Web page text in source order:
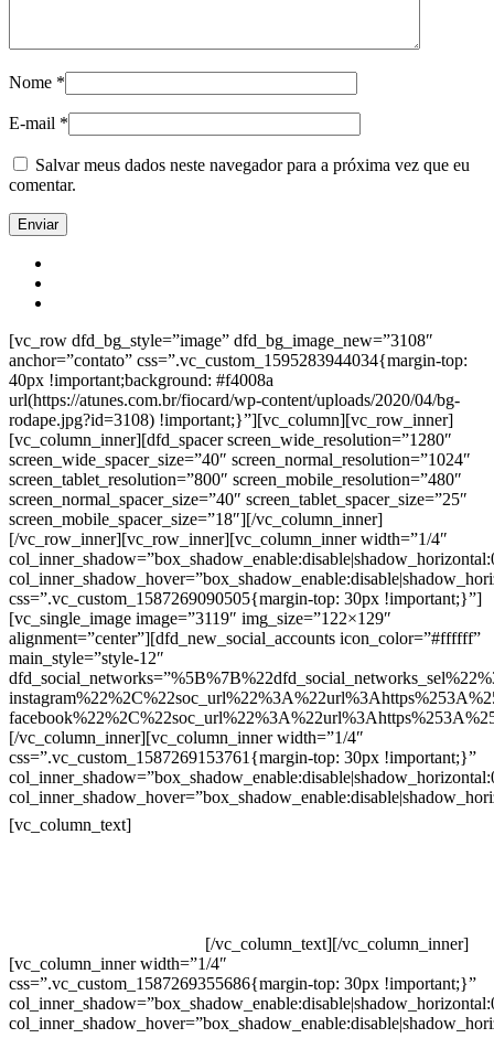
Nome *
E-mail *
Salvar meus dados neste navegador para a próxima vez que eu
comentar.
[vc_row dfd_bg_style=”image” dfd_bg_image_new=”3108″
anchor=”contato” css=”.vc_custom_1595283944034{margin-top:
40px !important;background: #f4008a
url(https://atunes.com.br/fiocard/wp-content/uploads/2020/04/bg-
rodape.jpg?id=3108) !important;}”][vc_column][vc_row_inner]
[vc_column_inner][dfd_spacer screen_wide_resolution=”1280″
screen_wide_spacer_size=”40″ screen_normal_resolution=”1024″
screen_tablet_resolution=”800″ screen_mobile_resolution=”480″
screen_normal_spacer_size=”40″ screen_tablet_spacer_size=”25″
screen_mobile_spacer_size=”18″][/vc_column_inner]
[/vc_row_inner][vc_row_inner][vc_column_inner width=”1/4″
css=”.vc_custom_1587269090505{margin-top: 30px !important;}”]
[vc_single_image image=”3119″ img_size=”122×129″
alignment=”center”][dfd_new_social_accounts icon_color=”#ffffff”
main_style=”style-12″
[/vc_column_inner][vc_column_inner width=”1/4″
css=”.vc_custom_1587269153761{margin-top: 30px !important;}”
[vc_column_text]
[/vc_column_text][/vc_column_inner]
[vc_column_inner width=”1/4″
css=”.vc_custom_1587269355686{margin-top: 30px !important;}”